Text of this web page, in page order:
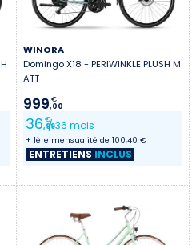
connexion ?
compte
WINORA
Domingo X18 - PERIWINKLE PLUSH M
ATT
999,00
€
36,99
€/ 36 mois
+ 1ère mensualité de 100,40 €
ENTRETIENS INCLUS